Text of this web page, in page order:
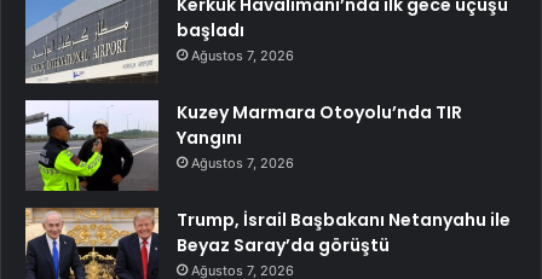
Kerkük Havalimanı’nda ilk gece uçuşu
başladı
Ağustos 7, 2026
Kuzey Marmara Otoyolu’nda TIR
Yangını
Ağustos 7, 2026
Trump, İsrail Başbakanı Netanyahu ile
Beyaz Saray’da görüştü
Ağustos 7, 2026